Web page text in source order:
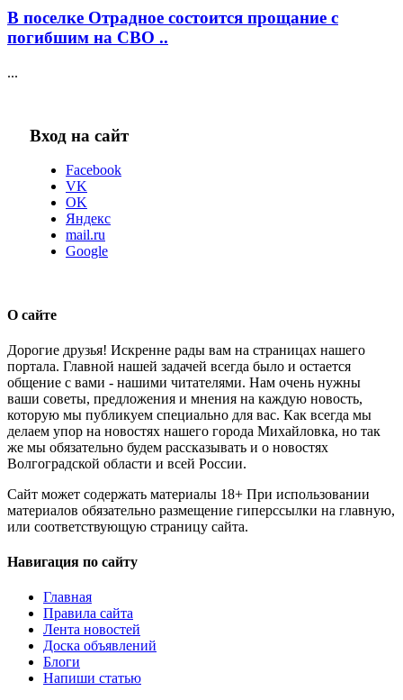
В поселке Отрадное состоится прощание с
погибшим на СВО ..
...
Вход на сайт
Facebook
VK
OK
Яндекс
mail.ru
Google
О сайте
Дорогие друзья! Искренне рады вам на страницах нашего
портала. Главной нашей задачей всегда было и остается
общение с вами - нашими читателями. Нам очень нужны
ваши советы, предложения и мнения на каждую новость,
которую мы публикуем специально для вас. Как всегда мы
делаем упор на новостях нашего города Михайловка, но так
же мы обязательно будем рассказывать и о новостях
Волгоградской области и всей России.
Сайт может содержать материалы 18+ При использовании
материалов обязательно размещение гиперссылки на главную,
или соответствующую страницу сайта.
Навигация по сайту
Главная
Правила сайта
Лента новостей
Доска объявлений
Блоги
Напиши статью